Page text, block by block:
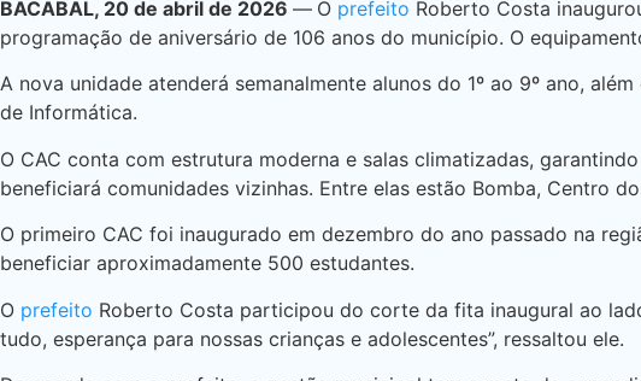
BACABAL, 20 de abril de 2026 — O prefeito Roberto Costa
programação de aniversário de 106 anos do município. O
A nova unidade atenderá semanalmente alunos do 1º ao 9º ano,
de Informática.
O CAC conta com estrutura moderna e salas climatizadas,
beneficiará comunidades vizinhas. Entre elas estão Bomba, Centro
O primeiro CAC foi inaugurado em dezembro do ano passado na
beneficiar aproximadamente 500 estudantes.
O prefeito Roberto Costa participou do corte da fita inaugural ao
tudo, esperança para nossas crianças e adolescentes”, ressaltou ele.